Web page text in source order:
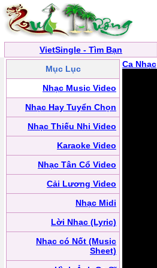
VietSingle - Tìm Bạn
Mục Lục
Nhạc Music Video
Nhạc Hay Tuyển Chọn
Nhạc Thiếu Nhi Video
Karaoke Video
Nhạc Tân Cổ Video
Cải Lương Video
Nhạc Midi
Lời Nhạc (Lyric)
Nhạc có Nốt (Music
Sheet)
Ca Nhạc